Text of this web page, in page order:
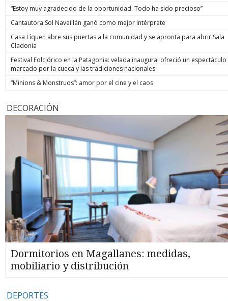
“Estoy muy agradecido de la oportunidad. Todo ha sido precioso”
Cantautora Sol Naveillán ganó como mejor intérprete
Casa Líquen abre sus puertas a la comunidad y se apronta para abrir Sala
Cladonia
Festival Folclórico en la Patagonia: velada inaugural ofreció un espectáculo
marcado por la cueca y las tradiciones nacionales
“Minions & Monstruos”: amor por el cine y el caos
DECORACIÓN
Dormitorios en Magallanes: medidas,
mobiliario y distribución
DEPORTES